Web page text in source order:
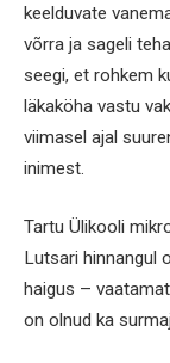
keelduvate
võrra ja sageli
seegi, et rohkem
läkaköha vastu
viimasel ajal
inimest.
Tartu Ülikooli
Lutsari hinnangul
haigus –
on olnud ka